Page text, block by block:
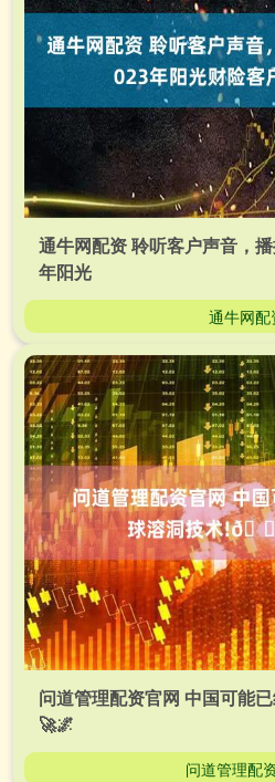
通牛网配资 聆听客户声音，
年阳光
通牛网配
问道管理配资官网 中国可能
🚀🌌
问道管理配